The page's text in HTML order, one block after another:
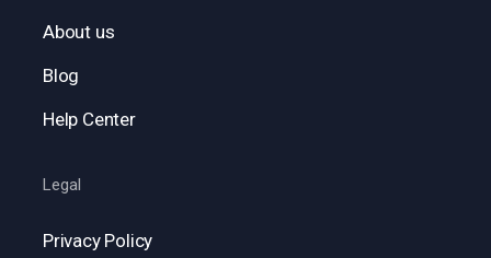
About us
Blog
Help Center
Legal
Privacy Policy